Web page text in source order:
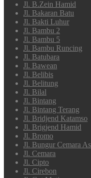
Jl. B.Zein Hamid
Jl. Bakaran Batu
Jl. Bakti Luhur
Jl. Bambu 2
Jl. Bambu 5
Jl. Bambu Runcing
Jl. Batubara
Jl. Bawean
Jl. Belibis
Jl. Belitung
Jl. Bilal
Jl. Bintang
Jl. Bintang Terang
Jl. Bridjend Katamso
Jl. Brigjend Hamid
Jl. Bromo
Jl. Bungur Cemara
Jl. Cemara
Jl. Cipto
Jl. Cirebon